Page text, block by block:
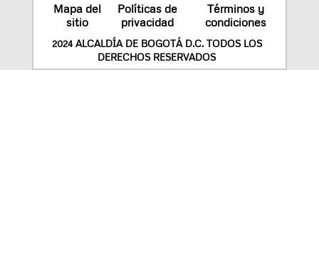
Mapa del
sitio
Políticas de
privacidad
Términos y
condiciones
2024 ALCALDÍA DE BOGOTÁ D.C. TODOS LOS
DERECHOS RESERVADOS